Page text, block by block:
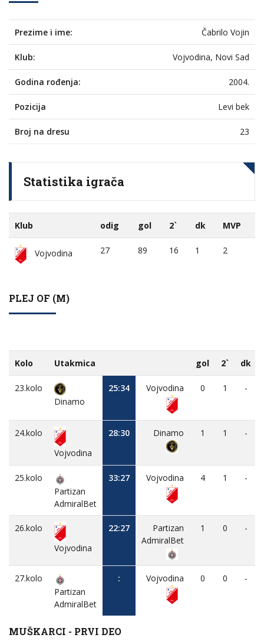
Prezime i ime: Čabrilo Vojin
Klub: Vojvodina, Novi Sad
Godina rođenja: 2004.
Pozicija Levi bek
Broj na dresu 23
Statistika igrača
Klub odig gol 2` dk MVP
Vojvodina 27 89 16 1 2
PLEJ OF (M)
Kolo Utakmica gol 2` dk
23.kolo
Dinamo
25:34 Vojvodina 0 1 -
24.kolo
Vojvodina
28:30 Dinamo 1 1 -
25.kolo
Partizan
AdmiralBet
33:27 Vojvodina 4 1 -
26.kolo
Vojvodina
22:27
Partizan
AdmiralBet
1 0 -
27.kolo
Partizan
AdmiralBet
: Vojvodina 0 0 -
MUŠKARCI - PRVI DEO